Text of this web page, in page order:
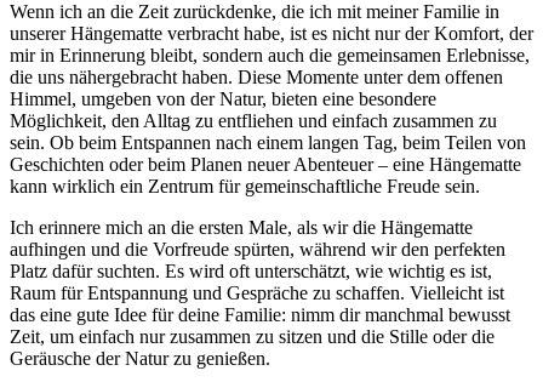
Wenn ich an die Zeit zurückdenke,⁣ die ich mit meiner Familie in
unserer Hängematte verbracht habe, ist es nicht nur der Komfort, der
mir​ in Erinnerung bleibt, sondern auch die gemeinsamen Erlebnisse,
die uns nähergebracht haben. Diese Momente unter dem offenen
Himmel, umgeben von der Natur, bieten eine besondere
Möglichkeit, den Alltag zu entfliehen und einfach zusammen zu
sein. Ob beim Entspannen nach einem langen Tag,‌ beim Teilen von
Geschichten oder beim Planen neuer Abenteuer – eine Hängematte‌
kann wirklich ein Zentrum für gemeinschaftliche Freude sein.
Ich erinnere mich an⁤ die ⁢ersten Male, ‍als⁤ wir die Hängematte
aufhingen und die Vorfreude spürten, während wir den perfekten
Platz dafür suchten. Es wird‍ oft‍ unterschätzt, wie wichtig es ist,
Raum für Entspannung und Gespräche zu schaffen. Vielleicht ist
das eine gute Idee für deine Familie: nimm dir manchmal⁤ bewusst
Zeit, um einfach nur zusammen zu sitzen und die Stille oder die
Geräusche der Natur zu ‍genießen.